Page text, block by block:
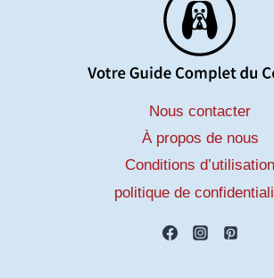
Nous contacter
À propos de nous
Conditions d’utilisation
politique de